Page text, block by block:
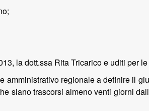
la dott.ssa Rita Tricarico e uditi per
amministrativo regionale a definire il
siano trascorsi almeno venti giorni